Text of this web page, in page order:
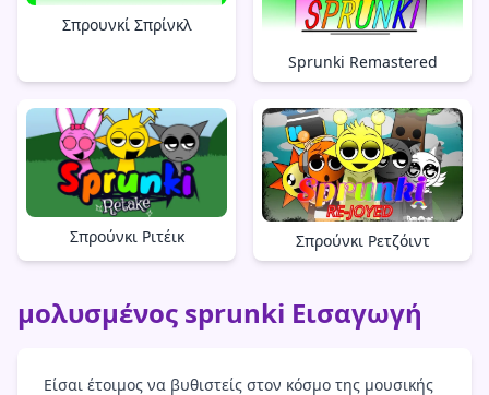
Σπρουνκί Σπρίνκλ
Sprunki Remastered
Σπρούνκι Ριτέικ Σπρούνκι Ρετζόιντ
μολυσμένος sprunki Εισαγωγή
Είσαι έτοιμος να βυθιστείς στον κόσμο της μουσικής